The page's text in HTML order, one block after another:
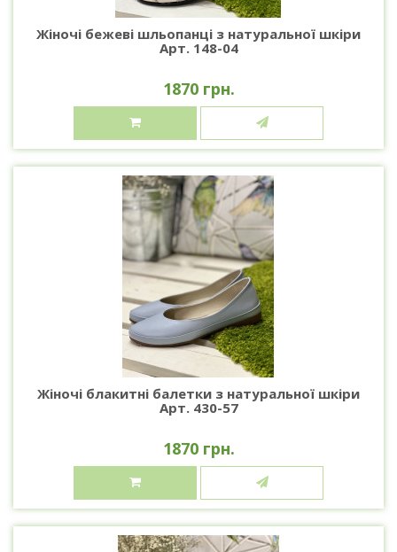
Жіночі бежеві шльопанці з натуральної шкіри
Арт. 148-04
1870 грн.
Жіночі блакитні балетки з натуральної шкіри
Арт. 430-57
1870 грн.